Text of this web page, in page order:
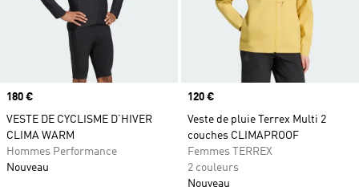
Prix
180 €
VESTE DE CYCLISME D’HIVER
CLIMA WARM
Hommes Performance
Nouveau
Prix
120 €
Veste de pluie Terrex Multi 2
couches CLIMAPROOF
Femmes TERREX
2 couleurs
Nouveau